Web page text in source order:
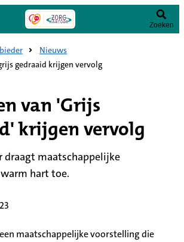
Zoeken
Nieuws
gedraaid krijgen vervolg
van 'Grijs
krijgen vervolg
draagt maatschappelijke
hart toe.
maatschappelijke voorstelling die